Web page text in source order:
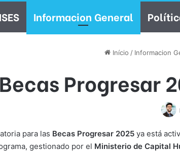
Informacion General
Início / Informacion
Becas Progresar
para las Becas Progresar 2025 ya está
gestionado por el Ministerio de Capital